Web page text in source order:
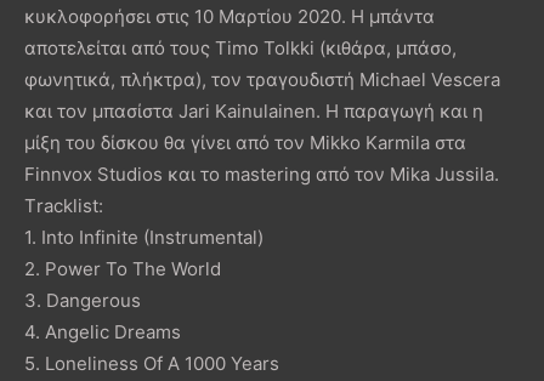
κυκλοφορήσει στις 10 Μαρτίου 2020. Η μπάντα
αποτελείται από τους Timo Tolkki (κιθάρα, μπάσο,
φωνητικά, πλήκτρα), τον τραγουδιστή Michael Vescera
και τον μπασίστα Jari Kainulainen. Η παραγωγή και η
μίξη του δίσκου θα γίνει από τον Mikko Karmila στα
Finnvox Studios και το mastering από τον Mika Jussila.
Τracklist:
1. Into Infinite (Instrumental)
2. Power To The World
3. Dangerous
4. Angelic Dreams
5. Loneliness Of A 1000 Years